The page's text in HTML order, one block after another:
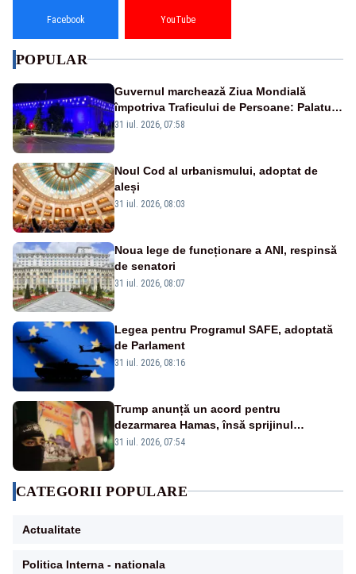
Facebook YouTube
POPULAR
Guvernul marchează Ziua Mondială
împotriva Traficului de Persoane: Palatul
Victoria, iluminat în albastru
31 iul. 2026, 07:58
Noul Cod al urbanismului, adoptat de
aleși
31 iul. 2026, 08:03
Noua lege de funcționare a ANI, respinsă
de senatori
31 iul. 2026, 08:07
Legea pentru Programul SAFE, adoptată
de Parlament
31 iul. 2026, 08:16
Trump anunță un acord pentru
dezarmarea Hamas, însă sprijinul
Israelului rămâne incert
31 iul. 2026, 07:54
CATEGORII POPULARE
Actualitate
Politica Interna - nationala